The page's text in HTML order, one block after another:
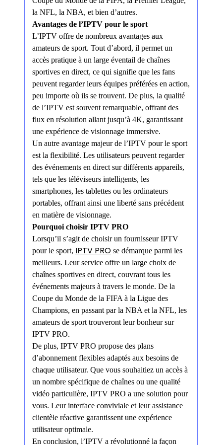
la NFL, la NBA, et bien d’autres.
Avantages de l’IPTV pour le sport
L’IPTV offre de nombreux avantages aux
amateurs de sport. Tout d’abord, il permet un
accès pratique à un large éventail de chaînes
sportives en direct, ce qui signifie que les fans
peuvent regarder leurs équipes préférées en action,
peu importe où ils se trouvent. De plus, la qualité
de l’IPTV est souvent remarquable, offrant des
flux en résolution allant jusqu’à 4K, garantissant
une expérience de visionnage immersive.
Un autre avantage majeur de l’IPTV pour le sport
est la flexibilité. Les utilisateurs peuvent regarder
des événements en direct sur différents appareils,
tels que les téléviseurs intelligents, les
smartphones, les tablettes ou les ordinateurs
portables, offrant ainsi une liberté sans précédent
en matière de visionnage.
Pourquoi choisir IPTV PRO
Lorsqu’il s’agit de choisir un fournisseur IPTV
pour le sport, IPTV PRO se démarque parmi les
meilleurs. Leur service offre un large choix de
chaînes sportives en direct, couvrant tous les
événements majeurs à travers le monde. De la
Coupe du Monde de la FIFA à la Ligue des
Champions, en passant par la NBA et la NFL, les
amateurs de sport trouveront leur bonheur sur
IPTV PRO.
De plus, IPTV PRO propose des plans
d’abonnement flexibles adaptés aux besoins de
chaque utilisateur. Que vous souhaitiez un accès à
un nombre spécifique de chaînes ou une qualité
vidéo particulière, IPTV PRO a une solution pour
vous. Leur interface conviviale et leur assistance
clientèle réactive garantissent une expérience
utilisateur optimale.
En conclusion, l’IPTV a révolutionné la façon